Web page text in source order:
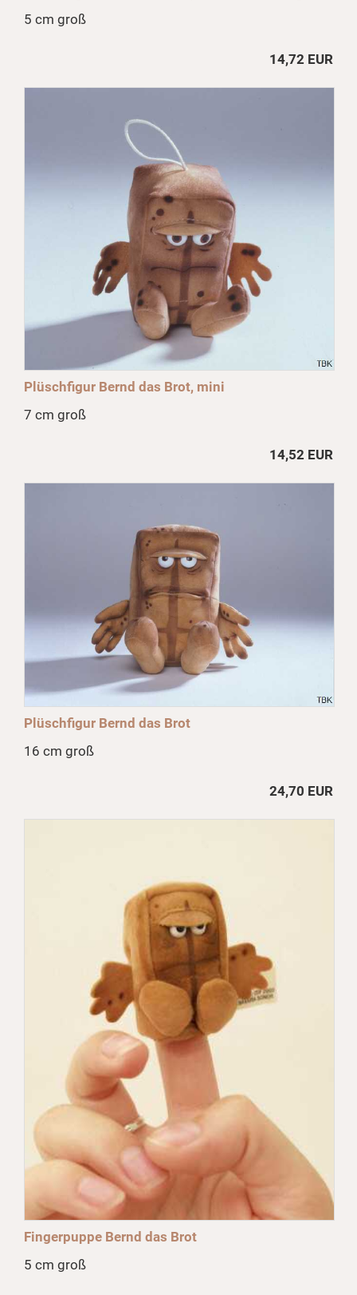
5 cm groß
14,72 EUR
Plüschfigur Bernd das Brot, mini
7 cm groß
14,52 EUR
Plüschfigur Bernd das Brot
16 cm groß
24,70 EUR
Fingerpuppe Bernd das Brot
5 cm groß